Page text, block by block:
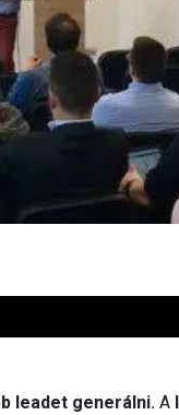
leadet generálni. A